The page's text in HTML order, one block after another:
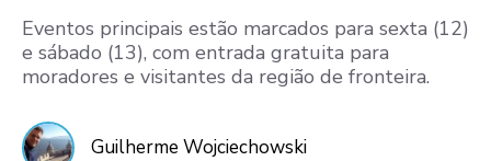
Eventos principais estão marcados para sexta (12)
e sábado (13), com entrada gratuita para
moradores e visitantes da região de fronteira.
Guilherme Wojciechowski